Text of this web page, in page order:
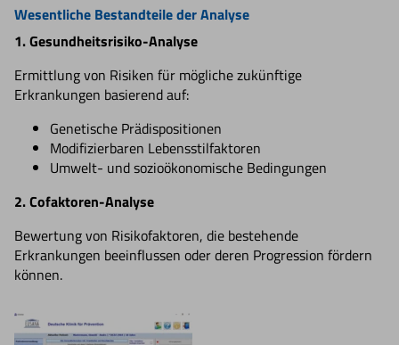
Wesentliche Bestandteile der Analyse
1. Gesundheitsrisiko-Analyse
Ermittlung von Risiken für mögliche zukünftige
Erkrankungen basierend auf:
Genetische Prädispositionen
Modifizierbaren Lebensstilfaktoren
Umwelt- und sozioökonomische Bedingungen
2. Cofaktoren-Analyse
Bewertung von Risikofaktoren, die bestehende
Erkrankungen beeinflussen oder deren Progression fördern
können.